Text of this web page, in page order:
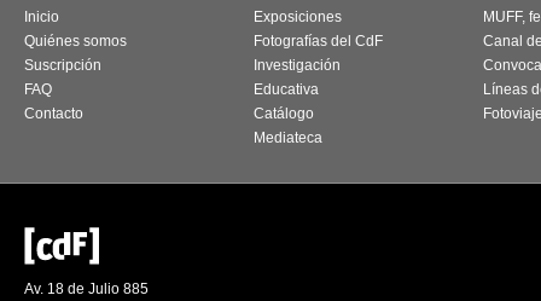
Inicio
Quiénes somos
Suscripción
FAQ
Contacto
Exposiciones
Fotografías del CdF
Investigación
Educativa
Catálogo
Mediateca
MUFF,
Canal
Líneas
Av. 18 de Julio 885